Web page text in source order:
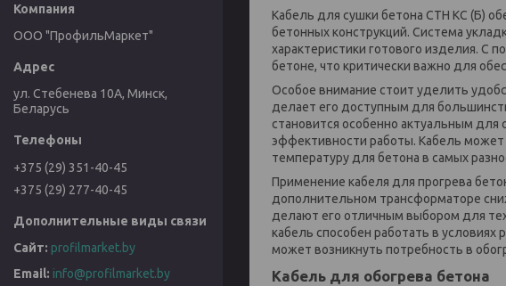
Кабель для сушки бетона СТН КС (Б)
бетонных конструкций. Система
характеристики готового изделия. С
бетоне, что критически важно для
Особое внимание стоит уделить
делает его доступным для
становится особенно актуальным
эффективности работы. Кабель может
температуру для бетона в самых
Применение кабеля для прогрева
дополнительном трансформаторе
делают его отличным выбором для
кабель способен работать в
может возникнуть потребность в
Кабель для обогрева бетона
ООО "ПрофильМаркет"
ул. Стебенева 10А, Минск,
Беларусь
+375 (29) 351-40-45
+375 (29) 277-40-45
profilmarket.by
info@profilmarket.by